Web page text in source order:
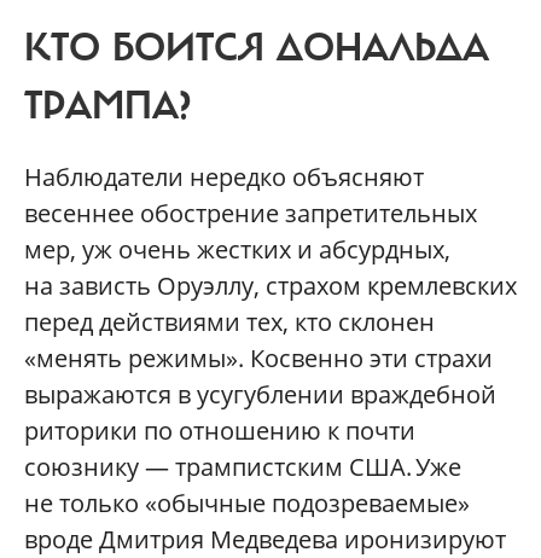
КТО БОИТСЯ ДОНАЛЬДА
ТРАМПА?
Наблюдатели нередко объясняют
весеннее обострение запретительных
мер, уж очень жестких и абсурдных,
на зависть Оруэллу, страхом кремлевских
перед действиями тех, кто склонен
«менять режимы». Косвенно эти страхи
выражаются в усугублении враждебной
риторики по отношению к почти
союзнику — трампистским США. Уже
не только «обычные подозреваемые»
вроде Дмитрия Медведева иронизируют